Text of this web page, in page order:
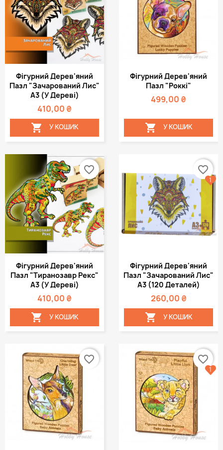
Фігурний Дерев'яний
Пазл "Зачарований Лис"
А3 (у Дереві)
410,00 ₴
 У КОШИК
Фігурний Дерев'яний
Пазл "Роккі"
499,00 ₴
 У КОШИК
Фігурний Дерев'яний
Пазл "Тиранозавр Рекс"
А3 (у Дереві)
410,00 ₴
 У КОШИК
favorite_border
Фігурний Дерев'яний
Пазл "Зачарований Лис"
А3 (120 Деталей)
260,00 ₴
 У КОШИК
favorite_border
1
favorite_border favorite_border
1